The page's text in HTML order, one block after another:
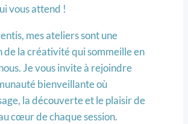
vous attend !
mes ateliers sont une
la créativité qui sommeille en
Je vous invite à rejoindre
bienveillante où
la découverte et le plaisir de
cœur de chaque session.